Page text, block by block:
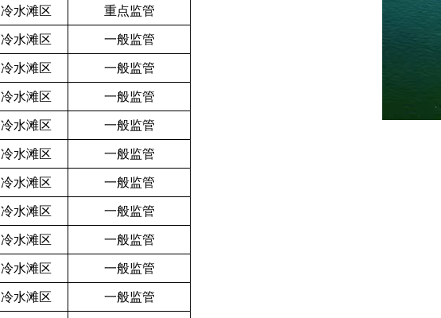
冷水滩区 重点监管
冷水滩区 一般监管
冷水滩区 一般监管
冷水滩区 一般监管
冷水滩区 一般监管
冷水滩区 一般监管
冷水滩区 一般监管
冷水滩区 一般监管
冷水滩区 一般监管
冷水滩区 一般监管
冷水滩区 一般监管